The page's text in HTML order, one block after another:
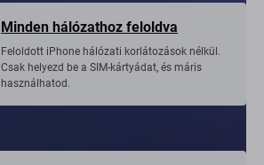
Minden hálózathoz feloldva
Feloldott iPhone hálózati korlátozások nélkül.
Csak helyezd be a SIM-kártyádat, és máris
használhatod.